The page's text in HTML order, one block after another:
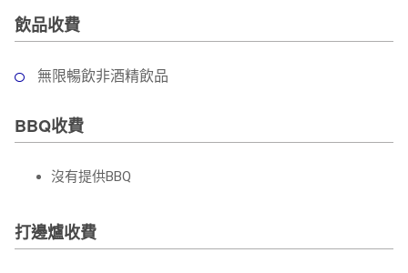
飲品收費
無限暢飲非酒精飲品
BBQ收費
沒有提供BBQ
打邊爐收費